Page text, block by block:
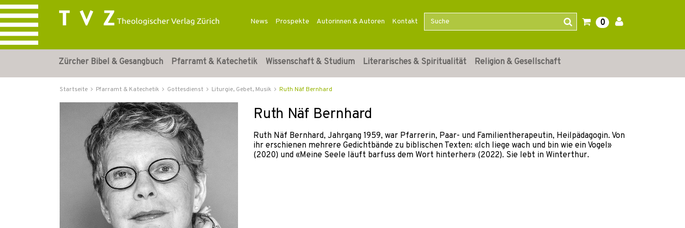
News Prospekte Autorinnen & Autoren Kontakt 0
Zürcher Bibel & Gesangbuch Pfarramt & Katechetik Wissenschaft & Studium Literarisches & Spiritualität Religion & Gesellschaft
Startseite Pfarramt & Katechetik Gottesdienst Liturgie, Gebet, Musik Ruth Näf Bernhard
Ruth Näf Bernhard
Ruth Näf Bernhard, Jahrgang 1959, war Pfarrerin, Paar- und Familientherapeutin, Heilpädagogin. Von
ihr erschienen mehrere Gedichtbände zu biblischen Texten: «Ich liege wach und bin wie ein Vogel»
(2020) und «Meine Seele läuft barfuss dem Wort hinterher» (2022). Sie lebt in Winterthur.